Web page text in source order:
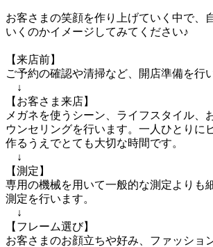
お客さまの笑顔を作り上げていく中で、
いくのかイメージしてみてください♪
【来店前】
ご予約の確認や清掃など、開店準備を行
↓
【お客さま来店】
メガネを使うシーン、ライフスタイル、
ウンセリングを行います。一人ひとりに
作るうえでとても大切な時間です。
↓
【測定】
専用の機械を用いて一般的な測定よりも
測定を行います。
↓
【フレーム選び】
お客さまのお顔立ちや好み、ファッショ